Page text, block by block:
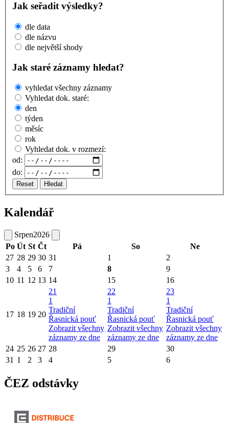
Jak seřadit výsledky?
dle data
dle názvu
dle největší shody
Jak staré záznamy hledat?
vyhledat všechny záznamy
Vyhledat dok. staré:
den
týden
měsíc
rok
Vyhledat dok. v rozmezí:
od:
do:
Reset Hledat
Kalendář
Srpen2026
Po Út St Čt Pá So
Ne
27 28 29 30 31 1
2
3
4 5 6 7 8
9
10 11 12 13 14 15 16
17 18 19 20
21
1
Tradiční
Řasnická pouť
Zobrazit všechny
záznamy ze dne
22
1
Tradiční
Řasnická pouť
Zobrazit všechny
záznamy ze dne
23
1
Tradiční
Řasnická pouť
Zobrazit všechny
záznamy ze dne
24 25 26 27 28 29
30
31 1 2 3 4 5 6
ČEZ odstávky